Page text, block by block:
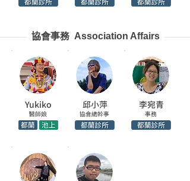
協會事務 Association Affairs
Yukiko
醫師娘
邱小萍
協會總幹事
李宛青
事務